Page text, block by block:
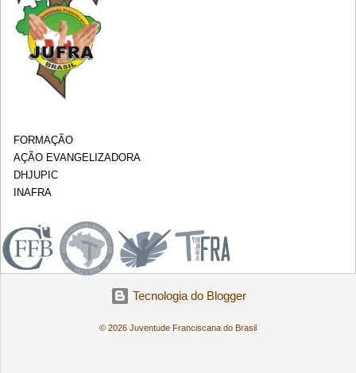
FORMAÇÃO
AÇÃO EVANGELIZADORA
DHJUPIC
INAFRA
Tecnologia do Blogger
© 2026 Juventude Franciscana do Brasil